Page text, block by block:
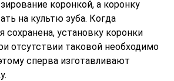
коронкой, а коронку
на культю зуба. Когда
сохранена, установку коронки
отсутствии таковой необходимо
сперва изготавливают